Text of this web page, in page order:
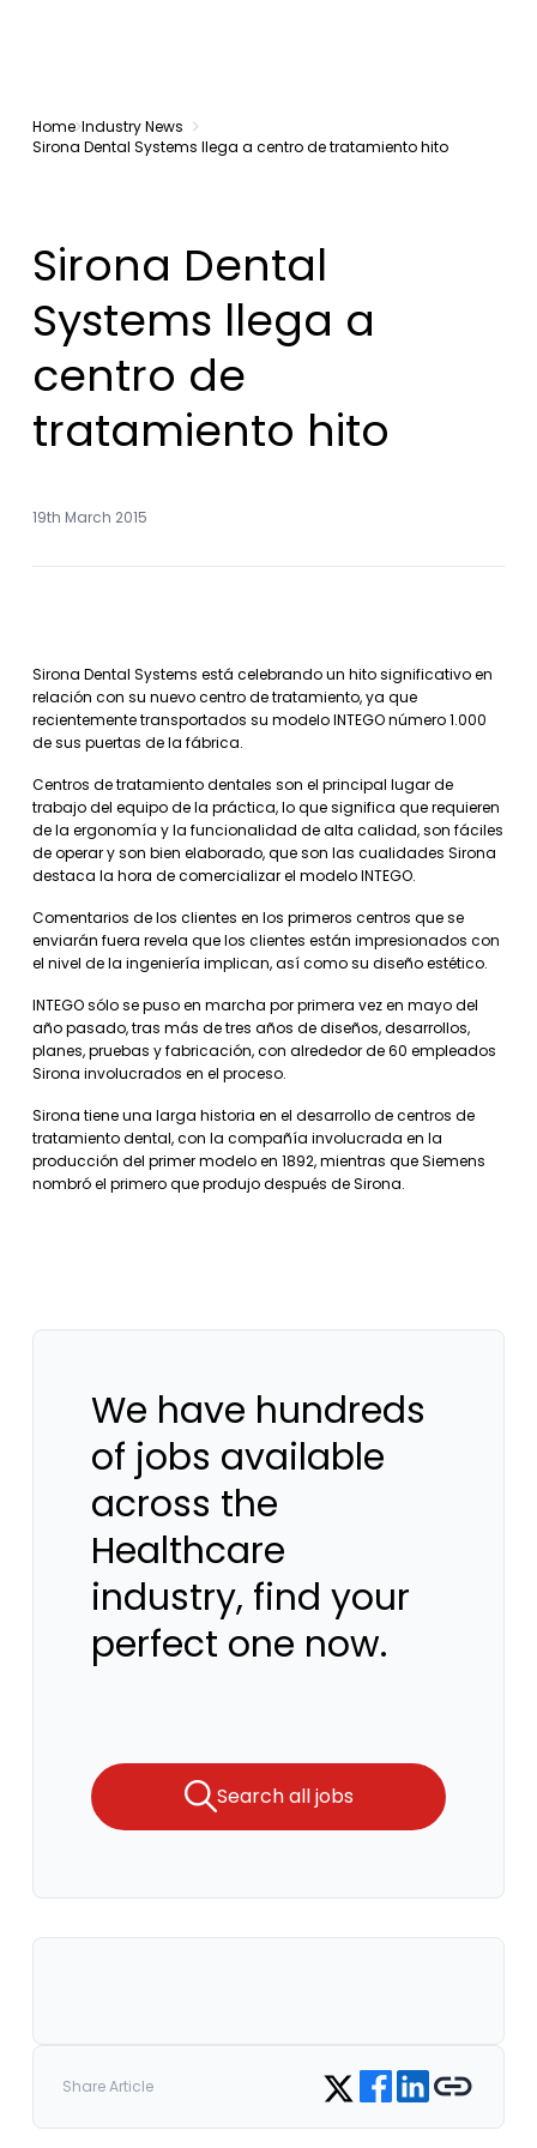
Home Industry News
Sirona Dental Systems llega a centro de tratamiento hito
Sirona Dental
Systems llega a
centro de
tratamiento hito
19th March 2015
Sirona Dental Systems está celebrando un hito significativo en
relación con su nuevo centro de tratamiento, ya que
recientemente transportados su modelo INTEGO número 1.000
de sus puertas de la fábrica.
Centros de tratamiento dentales son el principal lugar de
trabajo del equipo de la práctica, lo que significa que requieren
de la ergonomía y la funcionalidad de alta calidad, son fáciles
de operar y son bien elaborado, que son las cualidades Sirona
destaca la hora de comercializar el modelo INTEGO.
Comentarios de los clientes en los primeros centros que se
enviarán fuera revela que los clientes están impresionados con
el nivel de la ingeniería implican, así como su diseño estético.
INTEGO sólo se puso en marcha por primera vez en mayo del
año pasado, tras más de tres años de diseños, desarrollos,
planes, pruebas y fabricación, con alrededor de 60 empleados
Sirona involucrados en el proceso.
Sirona tiene una larga historia en el desarrollo de centros de
tratamiento dental, con la compañía involucrada en la
producción del primer modelo en 1892, mientras que Siemens
nombró el primero que produjo después de Sirona.
We have hundreds
of jobs available
across the
Healthcare
industry, find your
perfect one now.
Search all jobs
Share Article Share on Twitter
Share on Facebook
Share on LinkedIn
Copy link